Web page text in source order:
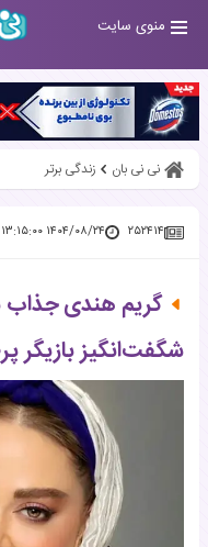
منوی سایت
نی نی بان زندگی برتر
۲۵۲۴۱۴ ۱۴۰۴/۰۸/۲۴ ۱۳:۱۵:۰۰
گریم هندی جذاب
شگفت‌انگیز بازیگر